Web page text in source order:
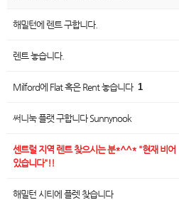
해밀턴에 렌트 구합니다.
렌트 놓습니다.
Milford에 Flat 혹은 Rent 놓습니다 1
써니눅 플랫 구합니다 Sunnynook
센트럴 지역 렌트 찾으시는 분*^^* "현재 비어
있습니다"!!
해밀턴 시티에 플렛 찾습니다